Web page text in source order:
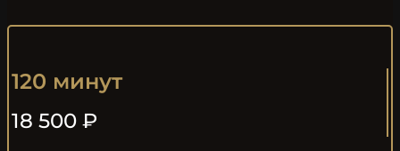
120 минут
18 500 ₽